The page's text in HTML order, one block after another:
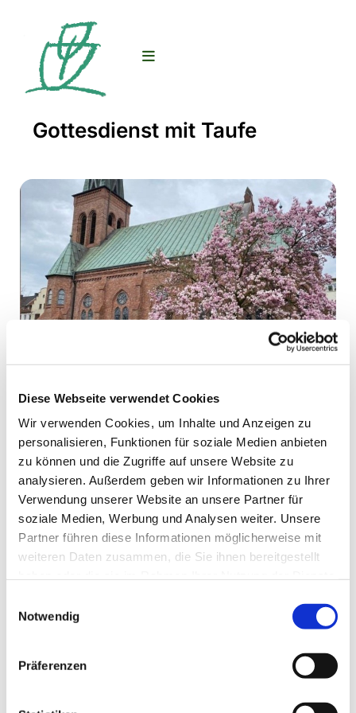
Diese Webseite verwendet Cookies
Wir verwenden Cookies, um Inhalte und Anzeigen zu
personalisieren, Funktionen für soziale Medien anbieten
zu können und die Zugriffe auf unsere Website zu
analysieren. Außerdem geben wir Informationen zu Ihrer
Verwendung unserer Website an unsere Partner für
soziale Medien, Werbung und Analysen weiter. Unsere
Partner führen diese Informationen möglicherweise mit
weiteren Daten zusammen, die Sie ihnen bereitgestellt
Notwendig
Präferenzen
Gottesdienst mit Taufe
© D. Stolz
Sonntag, 12. September 2027,
10:00 Uhr
Johanneskirche, Südwall 1, 46282
Dorsten